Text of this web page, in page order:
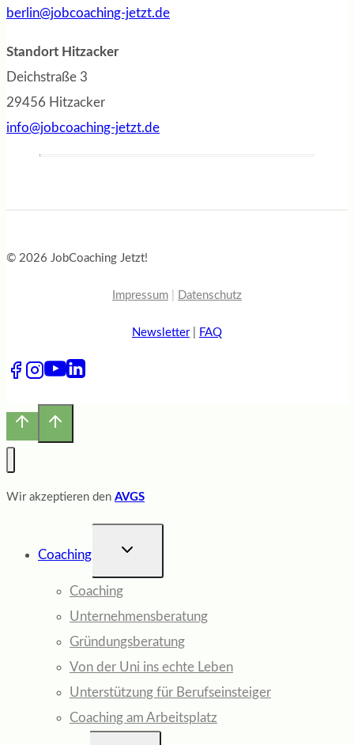
berlin@jobcoaching-jetzt.de
Standort Hitzacker
Deichstraße 3
29456 Hitzacker
info@jobcoaching-jetzt.de
© 2026 JobCoaching Jetzt!
Impressum Datenschutz
Newsletter| FAQ
Wir akzeptieren den AVGS
Coaching
UNTERMENÜ
Coaching
Unternehmensberatung
Gründungsberatung
Von der Uni ins echte Leben
Unterstützung für Berufseinsteiger
Coaching am Arbeitsplatz